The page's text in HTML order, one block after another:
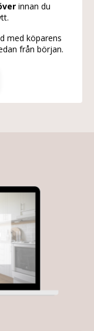
innan du
med köparens
från början.